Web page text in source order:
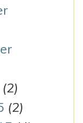
(2)
(2)